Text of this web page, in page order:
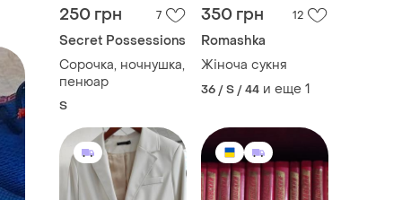
250 грн 7
Secret Possessions
Сорочка, ночнушка,
пенюар
S
350 грн 12
Romashka
Жіноча сукня
36 / S / 44 и еще 1